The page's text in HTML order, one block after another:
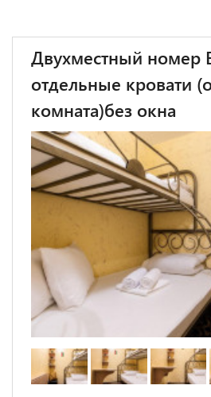
Двухместный номер
отдельные кровати
комната)без окна